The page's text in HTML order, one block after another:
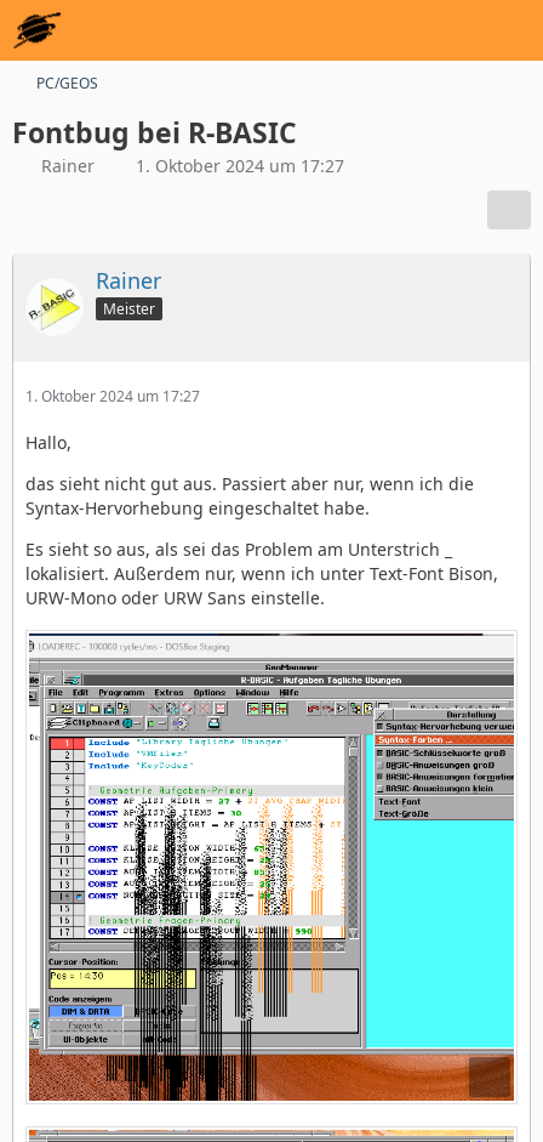
PC/GEOS
Fontbug bei R-BASIC
Rainer 1. Oktober 2024 um 17:27
Rainer
Meister
1. Oktober 2024 um 17:27
Hallo,
das sieht nicht gut aus. Passiert aber nur, wenn ich die
Syntax-Hervorhebung eingeschaltet habe.
Es sieht so aus, als sei das Problem am Unterstrich _
lokalisiert. Außerdem nur, wenn ich unter Text-Font Bison,
URW-Mono oder URW Sans einstelle.